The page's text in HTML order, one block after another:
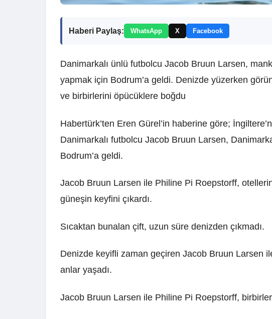
Haberi Paylaş: WhatsApp X Facebook
Danimarkalı ünlü futbolcu Jacob Bruun Larsen,
yapmak için Bodrum’a geldi. Denizde yüzerken
ve birbirlerini öpücüklere boğdu
Habertürk’ten Eren Gürel’in haberine göre;
Danimarkalı futbolcu Jacob Bruun Larsen,
Bodrum’a geldi.
Jacob Bruun Larsen ile Philine Pi Roepstorff,
güneşin keyfini çıkardı.
Sıcaktan bunalan çift, uzun süre denizden çıkmadı.
Denizde keyifli zaman geçiren Jacob Bruun Larsen
anlar yaşadı.
Jacob Bruun Larsen ile Philine Pi Roepstorff,